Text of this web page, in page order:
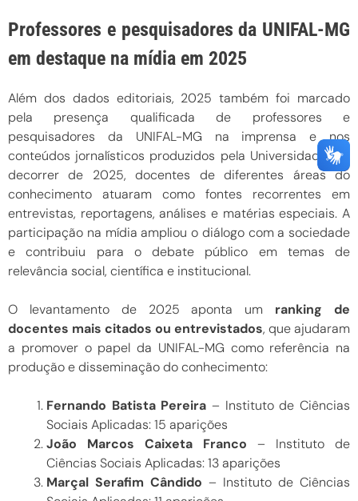
Professores e pesquisadores da UNIFAL-MG
em destaque na mídia em 2025
Além dos dados editoriais, 2025 também foi marcado
pela presença qualificada de professores e
pesquisadores da UNIFAL-MG na imprensa e nos
conteúdos jornalísticos produzidos pela Universidade. No
decorrer de 2025, docentes de diferentes áreas do
conhecimento atuaram como fontes recorrentes em
entrevistas, reportagens, análises e matérias especiais. A
participação na mídia ampliou o diálogo com a sociedade
e contribuiu para o debate público em temas de
relevância social, científica e institucional.
O levantamento de 2025 aponta um ranking de
docentes mais citados ou entrevistados, que ajudaram
a promover o papel da UNIFAL-MG como referência na
produção e disseminação do conhecimento:
Fernando Batista Pereira – Instituto de Ciências
Sociais Aplicadas: 15 aparições
João Marcos Caixeta Franco – Instituto de
Ciências Sociais Aplicadas: 13 aparições
Marçal Serafim Cândido – Instituto de Ciências